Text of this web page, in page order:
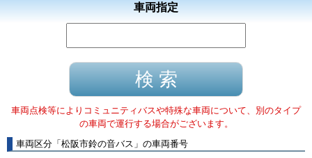
車両指定
車両点検等によりコミュニティバスや特殊な車両について、別のタイプ
の車両で運行する場合がございます。
車両区分 「 松阪市鈴の音バス 」 の車両番号